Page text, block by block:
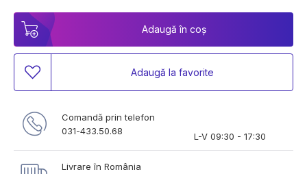
Adaugă în coș
Adaugă la favorite
Comandă prin telefon
031-433.50.68
L-V 09:30 - 17:30
Livrare în România